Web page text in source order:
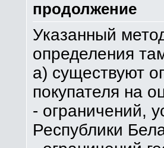
продолжение
Указанный
определения
а) существуют
покупателя на
- ограничений,
Республики